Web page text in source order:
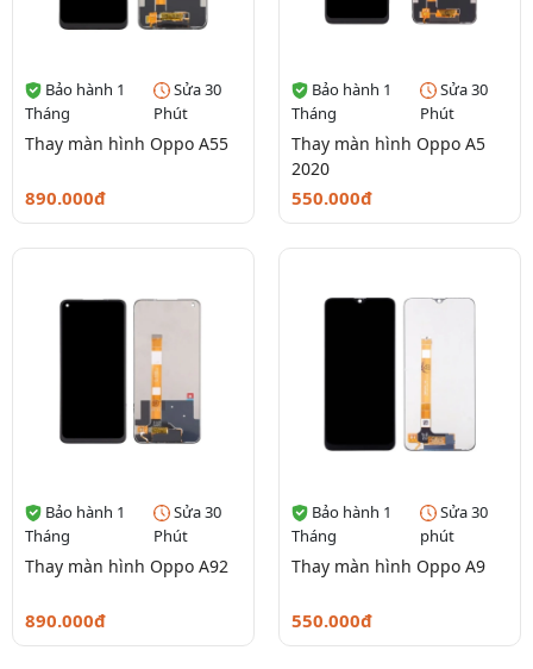
Bảo hành 1
Tháng
Sửa 30
Phút
Thay màn hình Oppo A55
890.000đ
Bảo hành 1
Tháng
Sửa 30
Phút
Thay màn hình Oppo A5
2020
550.000đ
Bảo hành 1
Tháng
Sửa 30
Phút
Thay màn hình Oppo A92
890.000đ
Bảo hành 1
Tháng
Sửa 30
phút
Thay màn hình Oppo A9
550.000đ